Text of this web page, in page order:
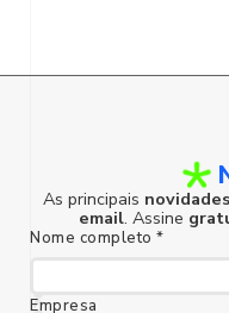
As principais novidades
email. Assine
Nome completo *
Empresa